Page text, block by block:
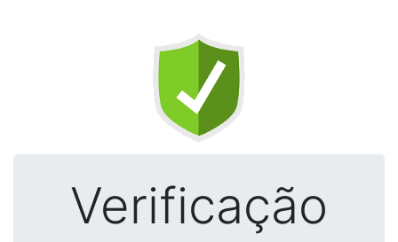
Verificação